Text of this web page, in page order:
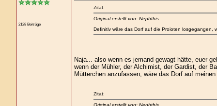
2128 Beiträge
Zitat:
Original erstellt von: Nephthis
Definitiv wäre das Dorf auf die Proioten
Naja... also wenn es jemand gewagt hätte, euer
wenn der Mühler, der Alchimist, der Gardist, der
Mütterchen anzufassen, wäre das Dorf auf
Zitat:
Original erstellt von: Nephthis